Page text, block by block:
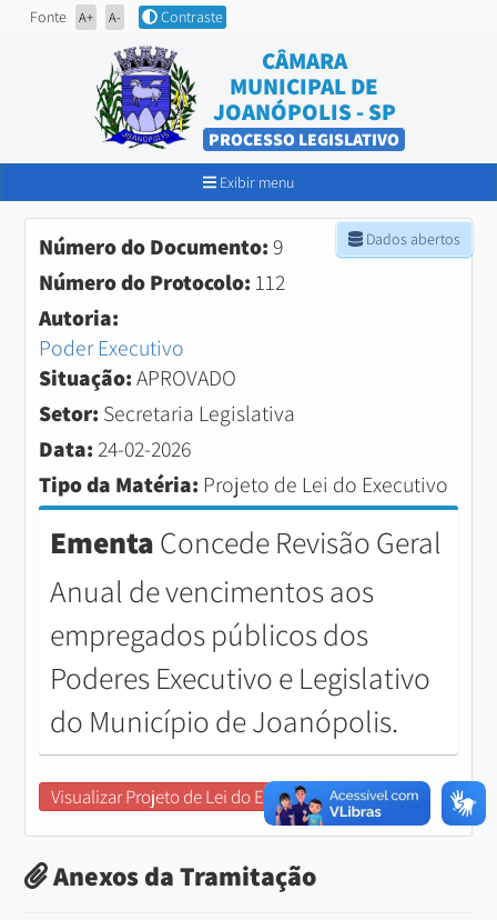
Fonte A+ A- Contraste
CÂMARA
MUNICIPAL DE
JOANÓPOLIS - SP
PROCESSO LEGISLATIVO
Exibir menu
Dados abertos
Número do Documento:9
Número do Protocolo: 112
Autoria:
Poder Executivo
Situação:APROVADO
Setor: Secretaria Legislativa
Data:24-02-2026
Tipo da Matéria: Projeto de Lei do Executivo
EmentaConcede Revisão Geral
Anual de vencimentos aos
empregados públicos dos
Poderes Executivo e Legislativo
do Município de Joanópolis.
Visualizar Projeto de Lei do Executivo
Anexos da Tramitação